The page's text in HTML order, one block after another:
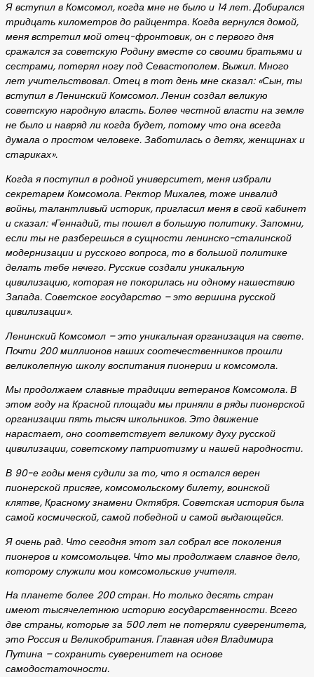
Я вступил в Комсомол, когда мне не было и 14 лет. Добирался
тридцать километров до райцентра. Когда вернулся домой,
меня встретил мой отец-фронтовик, он с первого дня
сражался за советскую Родину вместе со своими братьями и
сестрами, потерял ногу под Севастополем. Выжил. Много
лет учительствовал. Отец в тот день мне сказал: «Сын, ты
вступил в Ленинский Комсомол. Ленин создал великую
советскую народную власть. Более честной власти на земле
не было и навряд ли когда будет, потому что она всегда
думала о простом человеке. Заботилась о детях, женщинах и
стариках».
Когда я поступил в родной университет, меня избрали
секретарем Комсомола. Ректор Михалев, тоже инвалид
войны, талантливый историк, пригласил меня в свой кабинет
и сказал: «Геннадий, ты пошел в большую политику. Запомни,
если ты не разберешься в сущности ленинско-сталинской
модернизации и русского вопроса, то в большой политике
делать тебе нечего. Русские создали уникальную
цивилизацию, которая не покорилась ни одному нашествию
Запада. Советское государство – это вершина русской
цивилизации».
Ленинский Комсомол – это уникальная организация на свете.
Почти 200 миллионов наших соотечественников прошли
великолепную школу воспитания пионерии и комсомола.
Мы продолжаем славные традиции ветеранов Комсомола. В
этом году на Красной площади мы приняли в ряды пионерской
организации пять тысяч школьников. Это движение
нарастает, оно соответствует великому духу русской
цивилизации, советскому патриотизму и нашей народности.
В 90-е годы меня судили за то, что я остался верен
пионерской присяге, комсомольскому билету, воинской
клятве, Красному знамени Октября. Советская история была
самой космической, самой победной и самой выдающейся.
Я очень рад. Что сегодня этот зал собрал все поколения
пионеров и комсомольцев. Что мы продолжаем славное дело,
которому служили мои комсомольские учителя.
На планете более 200 стран. Но только десять стран
имеют тысячелетнюю историю государственности. Всего
две страны, которые за 500 лет не потеряли суверенитета,
это Россия и Великобритания. Главная идея Владимира
Путина – сохранить суверенитет на основе
самодостаточности.